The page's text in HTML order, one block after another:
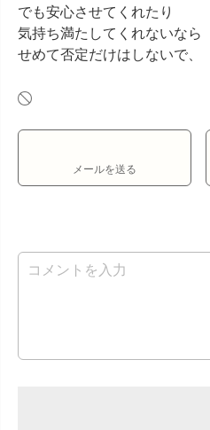
でも安心させてくれたり
気持ち満たしてくれないなら
せめて否定だけはしないで、
メールを送る